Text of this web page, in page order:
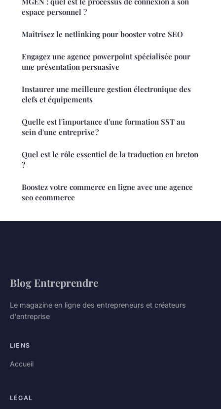
espace personnel ?
Maîtrisez le netlinking pour booster votre SEO
Engagez une agence powerpoint spécialisée pour
une présentation persuasive
Instaurer une meilleure gestion électronique des
clefs et équipements
Quelle est l'importance d'une formation SST au
sein d'une entreprise ?
Quel est le rôle essentiel de la traduction en breton
?
Boostez votre commerce en ligne avec une agence
seo ecommerce
Blog Entreprendre
Le magazine en ligne des entrepreneurs et créateurs
d'entreprise
LIENS
Accueil
LÉGAL